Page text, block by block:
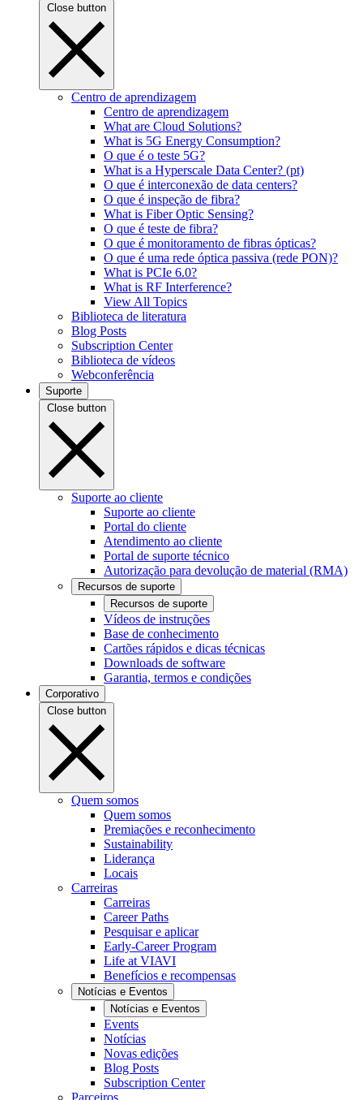
Close button
Centro de aprendizagem
Centro de aprendizagem
What are Cloud Solutions?
What is 5G Energy Consumption?
O que é o teste 5G?
What is a Hyperscale Data Center? (pt)
O que é interconexão de data centers?
O que é inspeção de fibra?
What is Fiber Optic Sensing?
O que é teste de fibra?
O que é monitoramento de fibras ópticas?
O que é uma rede óptica passiva (rede PON)?
What is PCIe 6.0?
What is RF Interference?
View All Topics
Biblioteca de literatura
Blog Posts
Subscription Center
Biblioteca de vídeos
Webconferência
Suporte
Close button
Suporte ao cliente
Suporte ao cliente
Portal do cliente
Atendimento ao cliente
Portal de suporte técnico
Autorização para devolução de material (RMA)
Recursos de suporte
Recursos de suporte
Vídeos de instruções
Base de conhecimento
Cartões rápidos e dicas técnicas
Downloads de software
Garantia, termos e condições
Corporativo
Close button
Quem somos
Quem somos
Premiações e reconhecimento
Sustainability
Liderança
Locais
Carreiras
Carreiras
Career Paths
Pesquisar e aplicar
Early-Career Program
Life at VIAVI
Benefícios e recompensas
Notícias e Eventos
Notícias e Eventos
Events
Notícias
Novas edições
Blog Posts
Subscription Center